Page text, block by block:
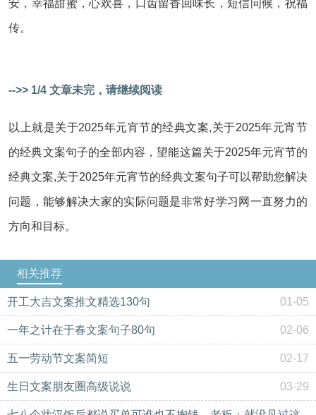
安，幸福甜蜜，心欢喜，口齿留香回味长，短信问候，祝福
传。
-->> 1/4 文章未完，请继续阅读
以上就是关于2025年元宵节的经典文案,关于2025年元宵节
的经典文案句子的全部内容，望能这篇关于2025年元宵节的
经典文案,关于2025年元宵节的经典文案句子可以帮助您解决
问题，能够解决大家的实际问题是非常好学习网一直努力的
方向和目标。
相关推荐
开工大吉文案推文精选130句 01-05
一年之计在于春文案句子80句 02-06
五一劳动节文案简短 02-17
生日文案朋友圈高级说说 03-29